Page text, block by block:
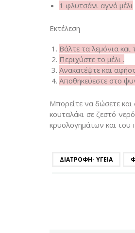
1 φλυτσάνι αγνό μέλι
Εκτέλεση
Βάλτε τα λεμόνια και
Περιχύστε το μέλι .
Ανακατέψτε και
Αποθηκεύεστε στο
Μπορείτε να δώσετε και
κουταλάκι σε ζεστό
κρυολογημάτων και του
ΔΙΑΤΡΟΦΉ- ΥΓΕΊΑ